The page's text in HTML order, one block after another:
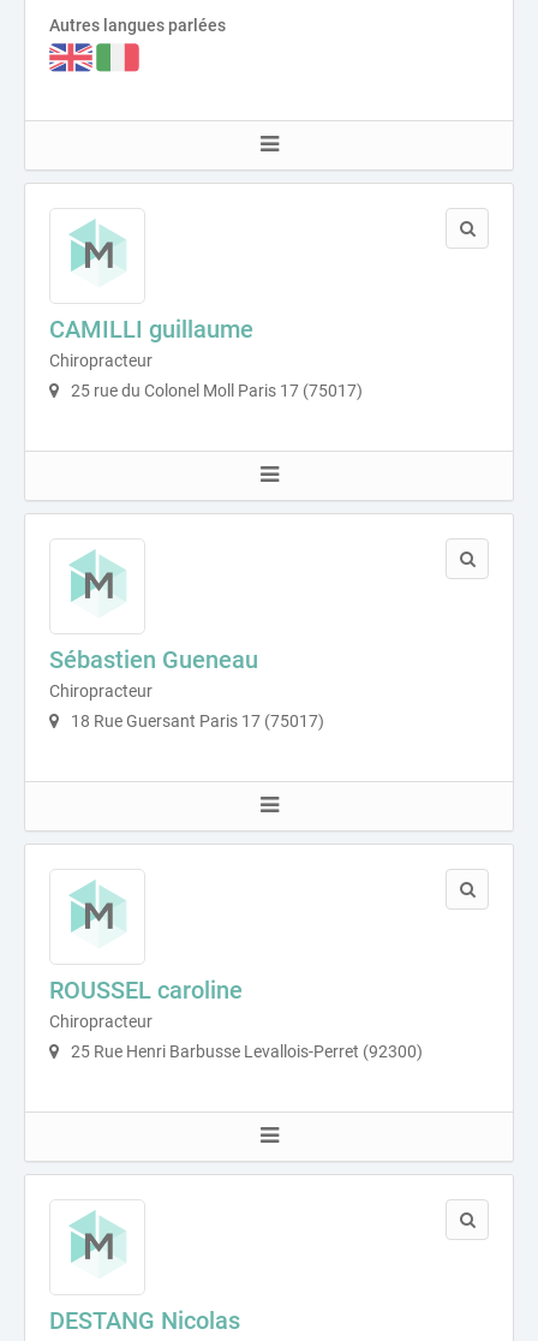
Autres langues parlées
CAMILLI guillaume
Chiropracteur
25 rue du Colonel Moll Paris 17 (75017)
Sébastien Gueneau
Chiropracteur
18 Rue Guersant Paris 17 (75017)
ROUSSEL caroline
Chiropracteur
25 Rue Henri Barbusse Levallois-Perret (92300)
DESTANG Nicolas